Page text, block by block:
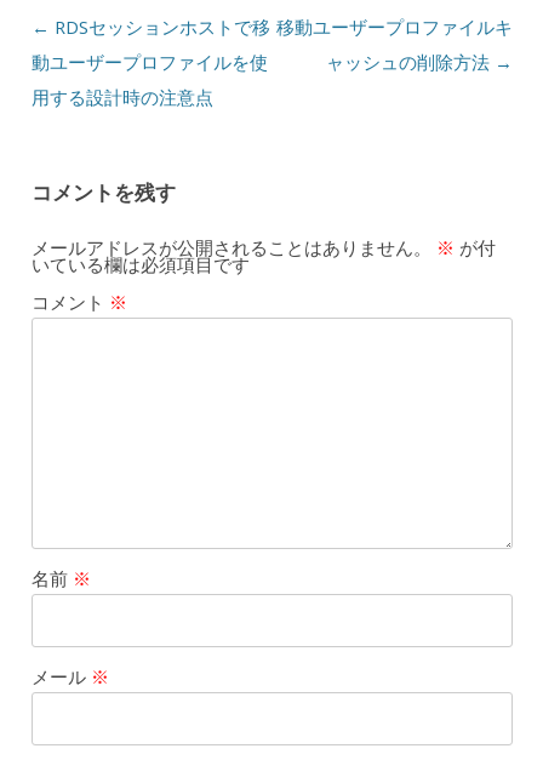
投稿ナビゲーション
← RDSセッションホストで移
動ユーザープロファイルを使
用する設計時の注意点
移動ユーザープロファイルキ
ャッシュの削除方法 →
コメントを残す
メールアドレスが公開されることはありません。 ※ が付
いている欄は必須項目です
コメント ※
名前 ※
メール ※